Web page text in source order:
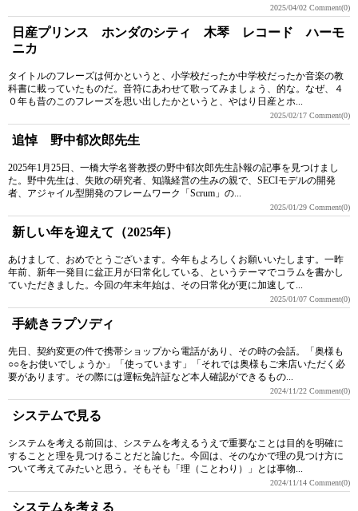
2025/04/02 Comment(0)
日産プリンス ホンダのシティ 木琴 レコード ハーモ
ニカ
タイトルのフレーズは何かというと、小学校だったか中学校だったか音楽の教
科書に載っていたものだ。音符にあわせて歌ってみましょう、的な。なぜ、４
０年も昔のこのフレーズを思い出したかというと、やはり日産とホ...
2025/02/17 Comment(0)
追悼 野中郁次郎先生
2025年1月25日、一橋大学名誉教授の野中郁次郎先生訃報の記事を見つけまし
た。野中先生は、失敗の研究者、知識経営の生みの親で、SECIモデルの開発
者、アジャイル型開発のフレームワーク「Scrum」の...
2025/01/29 Comment(0)
新しい年を迎えて（2025年）
あけまして、おめでとうございます。今年もよろしくお願いいたします。一昨
年前、新年一発目に盆正月が日常化している、というテーマでコラムを書かし
ていただきました。今回の年末年始は、その日常化が更に加速して...
2025/01/07 Comment(0)
手続きラプソディ
先日、契約変更の件で携帯ショップから電話があり、その時の会話。「奥様も
○○をお使いでしょうか」「使っています」「それでは奥様もご来店いただく必
要があります。その際には運転免許証など本人確認ができるもの...
2024/11/22 Comment(0)
システムで見る
システムを考える前回は、システムを考えるうえで重要なことは目的を明確に
することと理を見つけることだと論じた。今回は、そのなかで理の見つけ方に
ついて考えてみたいと思う。そもそも「理（ことわり）」とは事物...
2024/11/14 Comment(0)
システムを考える